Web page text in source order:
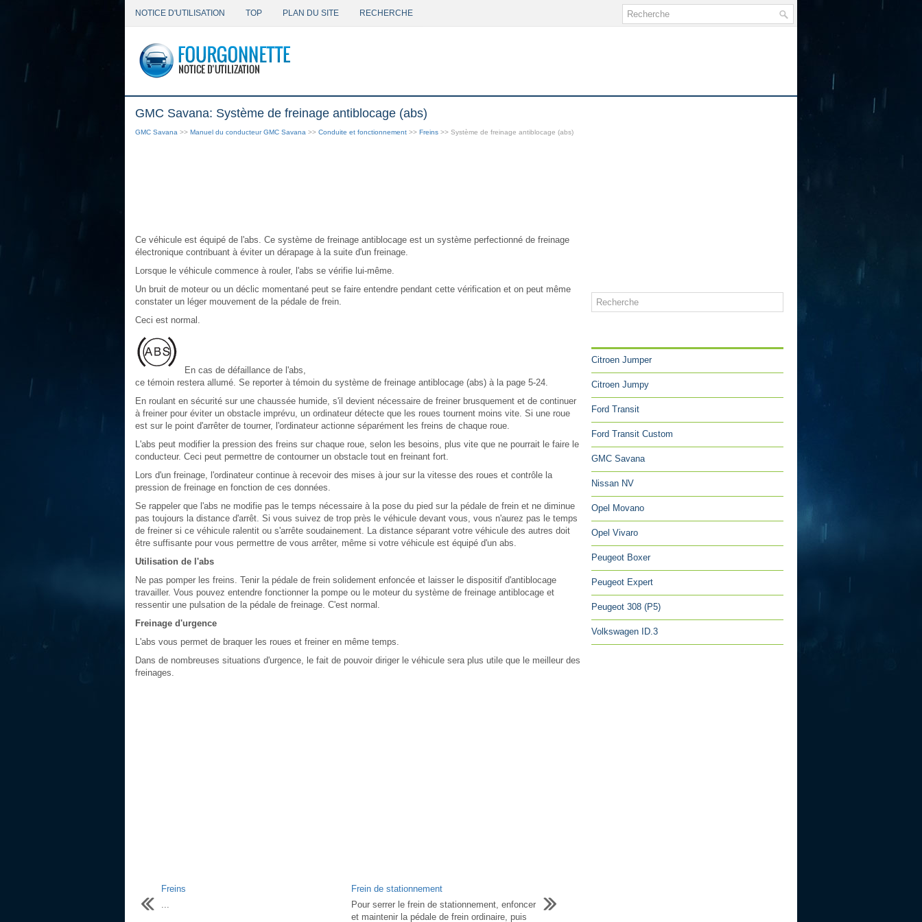
NOTICE D'UTILISATION TOP PLAN DU SITE RECHERCHE
GMC Savana: Système de freinage antiblocage (abs)
GMC Savana >> Manuel du conducteur GMC Savana >> Conduite et fonctionnement >> Freins >> Système de freinage antiblocage (abs)
Ce véhicule est équipé de l'abs. Ce système de freinage antiblocage est un système perfectionné de freinage
électronique contribuant à éviter un dérapage à la suite d'un freinage.
Lorsque le véhicule commence à rouler, l'abs se vérifie lui-même.
Un bruit de moteur ou un déclic momentané peut se faire entendre pendant cette vérification et on peut même
constater un léger mouvement de la pédale de frein.
Ceci est normal.
En cas de défaillance de l'abs,
ce témoin restera allumé. Se reporter à témoin du système de freinage antiblocage (abs) à la page 5-24.
En roulant en sécurité sur une chaussée humide, s'il devient nécessaire de freiner brusquement et de continuer
à freiner pour éviter un obstacle imprévu, un ordinateur détecte que les roues tournent moins vite. Si une roue
est sur le point d'arrêter de tourner, l'ordinateur actionne séparément les freins de chaque roue.
L'abs peut modifier la pression des freins sur chaque roue, selon les besoins, plus vite que ne pourrait le faire le
conducteur. Ceci peut permettre de contourner un obstacle tout en freinant fort.
Lors d'un freinage, l'ordinateur continue à recevoir des mises à jour sur la vitesse des roues et contrôle la
pression de freinage en fonction de ces données.
Se rappeler que l'abs ne modifie pas le temps nécessaire à la pose du pied sur la pédale de frein et ne diminue
pas toujours la distance d'arrêt. Si vous suivez de trop près le véhicule devant vous, vous n'aurez pas le temps
de freiner si ce véhicule ralentit ou s'arrête soudainement. La distance séparant votre véhicule des autres doit
être suffisante pour vous permettre de vous arrêter, même si votre véhicule est équipé d'un abs.
Utilisation de l'abs
Ne pas pomper les freins. Tenir la pédale de frein solidement enfoncée et laisser le dispositif d'antiblocage
travailler. Vous pouvez entendre fonctionner la pompe ou le moteur du système de freinage antiblocage et
ressentir une pulsation de la pédale de freinage. C'est normal.
Freinage d'urgence
L'abs vous permet de braquer les roues et freiner en même temps.
Dans de nombreuses situations d'urgence, le fait de pouvoir diriger le véhicule sera plus utile que le meilleur des
freinages.
Freins
...
Frein de stationnement
Pour serrer le frein de stationnement, enfoncer
et maintenir la pédale de frein ordinaire, puis
Citroen Jumper
Citroen Jumpy
Ford Transit
Ford Transit Custom
GMC Savana
Nissan NV
Opel Movano
Opel Vivaro
Peugeot Boxer
Peugeot Expert
Peugeot 308 (P5)
Volkswagen ID.3